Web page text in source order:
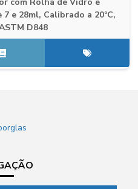
e 28ml, Calibrado a 20ºC,
D848